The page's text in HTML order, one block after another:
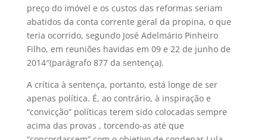
preço do imóvel e os custos das reformas seriam
abatidos da conta corrente geral da propina, o que
teria ocorrido, segundo José Adelmário Pinheiro
Filho, em reuniões havidas em 09 e 22 de junho de
2014″(parágrafo 877 da sentença).
A crítica à sentença, portanto, está longe de ser
apenas política. É, ao contrário, à inspiração e
“convicção” políticas terem sido colocadas sempre
acima das provas , torcendo-as até que